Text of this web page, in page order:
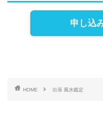
申し込
HOME 出張 風水鑑定